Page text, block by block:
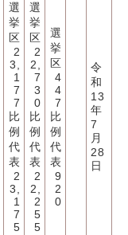
選
挙
区
2
3,
1
7
7
比
例
代
表
2
3,
1
7
5
選
挙
区
2
2,
7
3
0
比
例
代
表
2
2,
2
5
5
選
挙
区
4
4
7
比
例
代
表
9
2
0
令
和
13
年
7
月
28
日